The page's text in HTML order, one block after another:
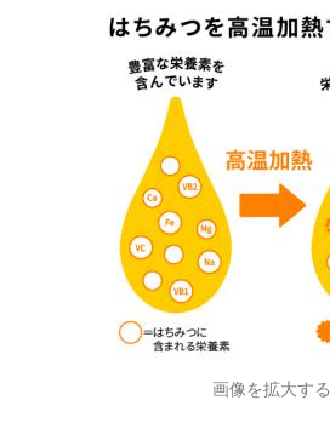
画像を拡大する